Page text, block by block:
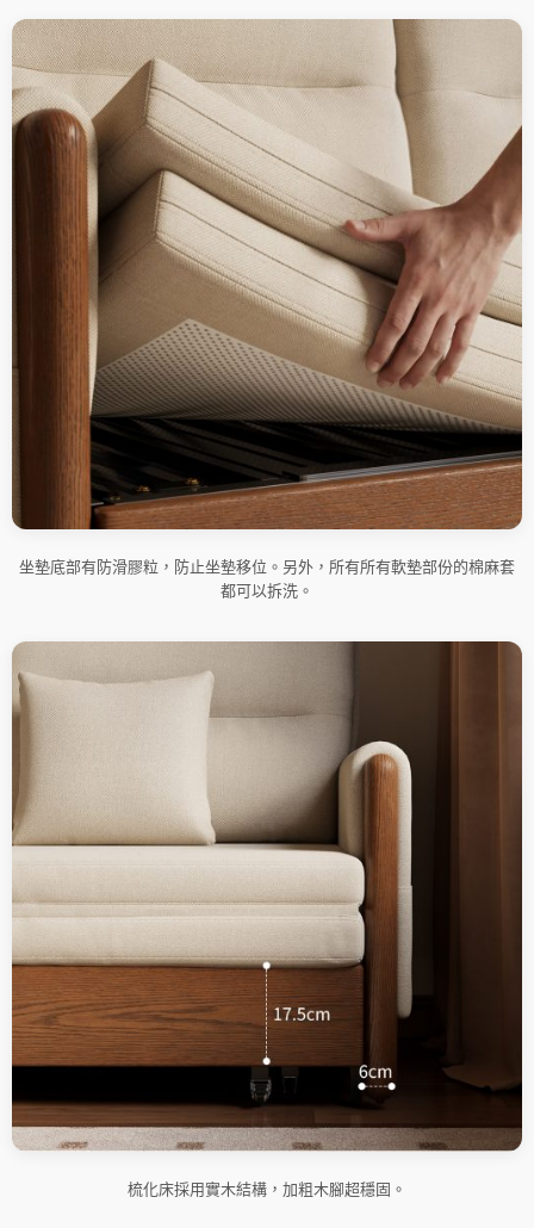
坐墊底部有防滑膠粒，防止坐墊移位。另外，所有所有軟墊部份的棉麻套
都可以拆洗。
梳化床採用實木結構，加粗木腳超穩固。